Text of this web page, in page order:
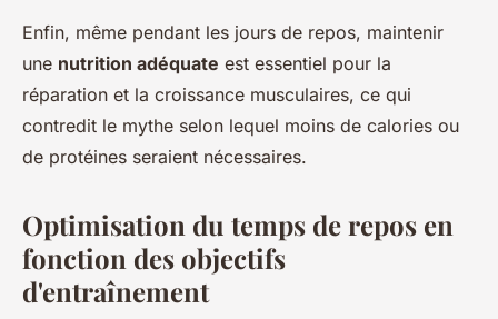
Enfin, même pendant les jours de repos, maintenir
une nutrition adéquate est essentiel pour la
réparation et la croissance musculaires, ce qui
contredit le mythe selon lequel moins de calories ou
de protéines seraient nécessaires.
Optimisation du temps de repos en
fonction des objectifs
d'entraînement